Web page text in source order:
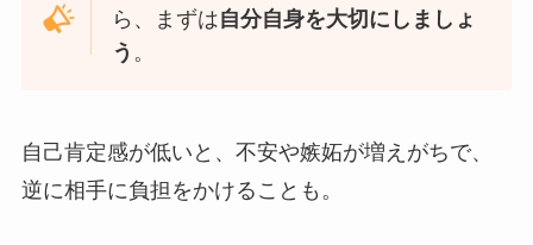
ら、まずは自分自身を大切にしましょ
う 。
自己肯定感が低いと、不安や嫉妬が増えがちで、
逆に相手に負担をかけることも。